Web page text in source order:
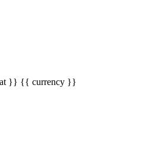
}} {{ currency }}